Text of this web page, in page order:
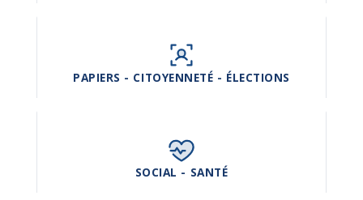
PAPIERS - CITOYENNETÉ - ÉLECTIONS
SOCIAL - SANTÉ